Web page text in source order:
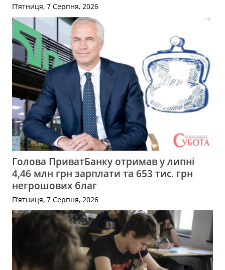
П’ятниця, 7 Серпня, 2026
Голова ПриватБанку отримав у липні
4,46 млн грн зарплати та 653 тис. грн
негрошових благ
П’ятниця, 7 Серпня, 2026